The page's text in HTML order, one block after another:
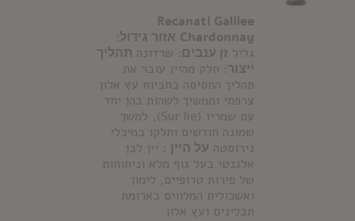
Recanati Galilee
Chardonnay אזור גידול:
גליל זן ענבים: שרדונה תהליך
ייצור: חלק מהיין עובר את
תהליך התסיסה בחביות עץ אלון
צרפתי וממשיך לשהות בהן יחד
עם שמריו (Sur lie), למשך
שמונה חודשים וחלקו במיכלי
נירוסטה על היין : יין לבן
אלגנטי בעל גוף מלא וניחוחות
של פירות טרופיים, לימון
ואשכולית המלווים בארומת
תבלינים ועץ אלון